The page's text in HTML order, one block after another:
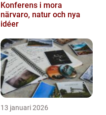
Konferens i mora
närvaro, natur och nya
idéer
13 januari 2026